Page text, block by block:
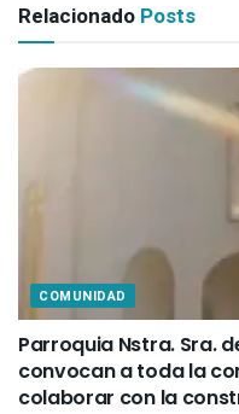
Relacionado Posts
COMUNIDAD
Parroquia Nstra. Sra.
convocan a toda la
colaborar con la